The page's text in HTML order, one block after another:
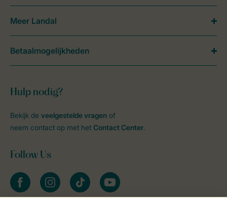
Hulp nodig?
Bekijk de veelgestelde vragen of
neem contact op met het Contact Center.
Follow Us
facebookinstagramtiktok youtube
Meer Landal
Betaalmogelijkheden